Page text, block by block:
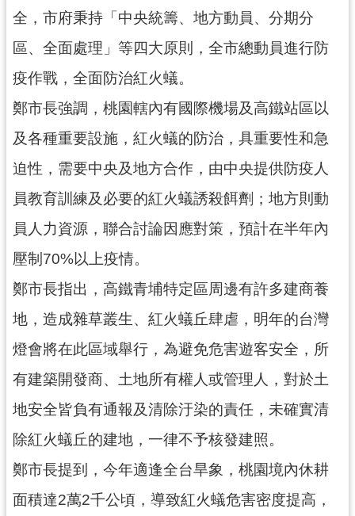
訊
息
告
便
民
務
政
府
資
訊
公
開
回
頁
網
站
導
覽
市
全，市府秉持「中央統籌、地方動員、分期分
區、全面處理」等四大原則，全市總動員進行防
疫作戰，全面防治紅火蟻。
鄭市長強調，桃園轄內有國際機場及高鐵站區以
及各種重要設施，紅火蟻的防治，具重要性和急
迫性，需要中央及地方合作，由中央提供防疫人
員教育訓練及必要的紅火蟻誘殺餌劑；地方則動
員人力資源，聯合討論因應對策，預計在半年內
壓制70%以上疫情。
鄭市長指出，高鐵青埔特定區周邊有許多建商養
地，造成雜草叢生、紅火蟻丘肆虐，明年的台灣
燈會將在此區域舉行，為避免危害遊客安全，所
有建築開發商、土地所有權人或管理人，對於土
地安全皆負有通報及清除汙染的責任，未確實清
除紅火蟻丘的建地，一律不予核發建照。
鄭市長提到，今年適逢全台旱象，桃園境內休耕
面積達2萬2千公頃，導致紅火蟻危害密度提高，